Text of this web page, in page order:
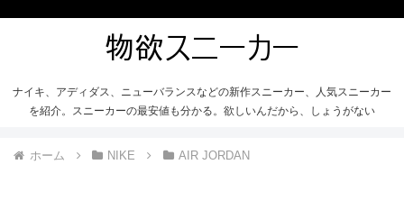
ナイキ、アディダス、ニューバランスなどの新作スニーカー、人気スニーカー
を紹介。スニーカーの最安値も分かる。欲しいんだから、しょうがない
ホーム NIKE AIR JORDAN